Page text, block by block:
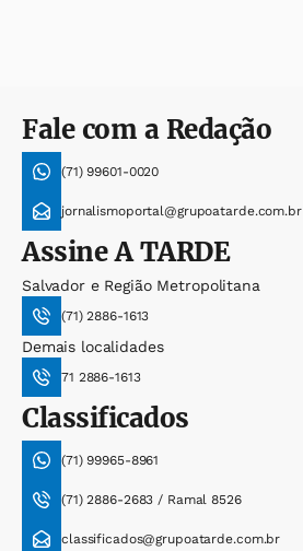
Fale com a Redação
(71) 99601-0020
jornalismoportal@grupoatarde.com.br
AssineA TARDE
Salvador e Região Metropolitana
(71) 2886-1613
Demais localidades
71 2886-1613
Classificados
(71) 99965-8961
(71) 2886-2683 / Ramal 8526
classificados@grupoatarde.com.br